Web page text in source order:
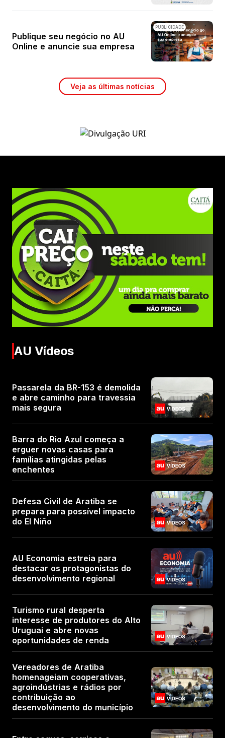
PUBLICIDADE
Publique seu negócio no AU
Online e anuncie sua empresa
Veja as últimas notícias
AU Vídeos
Passarela da BR-153 é demolida
e abre caminho para travessia
mais segura
Barra do Rio Azul começa a
erguer novas casas para
famílias atingidas pelas
enchentes
Defesa Civil de Aratiba se
prepara para possível impacto
do El Niño
AU Economia estreia para
destacar os protagonistas do
desenvolvimento regional
Turismo rural desperta
interesse de produtores do Alto
Uruguai e abre novas
oportunidades de renda
Vereadores de Aratiba
homenageiam cooperativas,
agroindústrias e rádios por
contribuição ao
desenvolvimento do município